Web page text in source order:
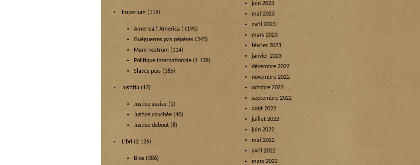
Imperium (119)
America ! America ! (195)
Guéguerres pas pépères (345)
Mare nostrum (114)
Politique internationale (1 138)
Slaves peïs (165)
Justitia (12)
Justice assise (1)
Justice couchée (40)
Justice debout (8)
Libri (2 126)
Bios (386)
juin 2023
mai 2023
avril 2023
mars 2023
février 2023
janvier 2023
décembre 2022
novembre 2022
octobre 2022
septembre 2022
août 2022
juillet 2022
juin 2022
mai 2022
avril 2022
mars 2022